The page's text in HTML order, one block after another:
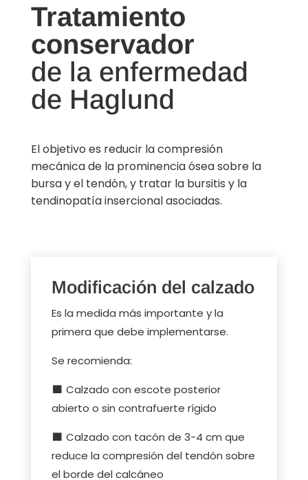
Tratamiento
conservador
de la enfermedad
de Haglund
El objetivo es reducir la compresión
mecánica de la prominencia ósea sobre la
bursa y el tendón, y tratar la bursitis y la
tendinopatía insercional asociadas.
Modificación del calzado
Es la medida más importante y la
primera que debe implementarse.
Se recomienda:
🟩 Calzado con escote posterior
abierto o sin contrafuerte rígido
🟩 Calzado con tacón de 3-4 cm que
reduce la compresión del tendón sobre
el borde del calcáneo